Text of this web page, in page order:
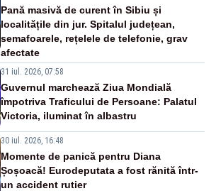
Pană masivă de curent în Sibiu și
localitățile din jur. Spitalul județean,
semafoarele, rețelele de telefonie, grav
afectate
31 iul. 2026, 07:58
Guvernul marchează Ziua Mondială
împotriva Traficului de Persoane: Palatul
Victoria, iluminat în albastru
30 iul. 2026, 16:48
Momente de panică pentru Diana
Șoșoacă! Eurodeputata a fost rănită într-
un accident rutier